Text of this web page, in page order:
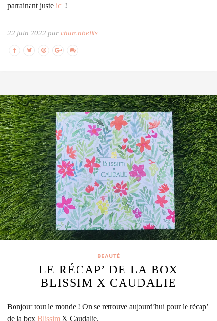
parrainant juste ici !
22 juin 2022 par charonbellis
BEAUTÉ
LE RÉCAP’ DE LA BOX
BLISSIM X CAUDALIE
Bonjour tout le monde ! On se retrouve aujourd’hui pour le récap’
de la box Blissim X Caudalie.